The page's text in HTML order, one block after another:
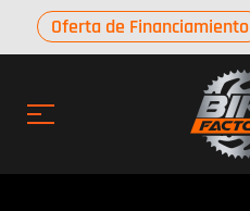
Oferta de Financiamiento